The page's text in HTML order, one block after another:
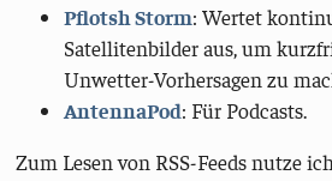
Pflotsh Storm: Wertet
Satellitenbilder aus, um
Unwetter-Vorhersagen zu
AntennaPod: Für Podcasts.
Zum Lesen von RSS-Feeds nutze